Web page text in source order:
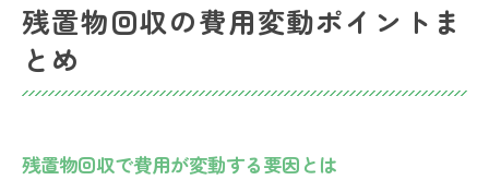
残置物回収の費用変動ポイントま
とめ
残置物回収で費用が変動する要因とは